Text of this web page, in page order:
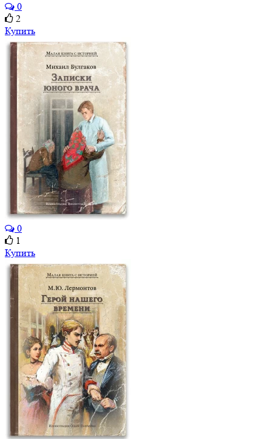
0
2
Купить
0
1
Купить